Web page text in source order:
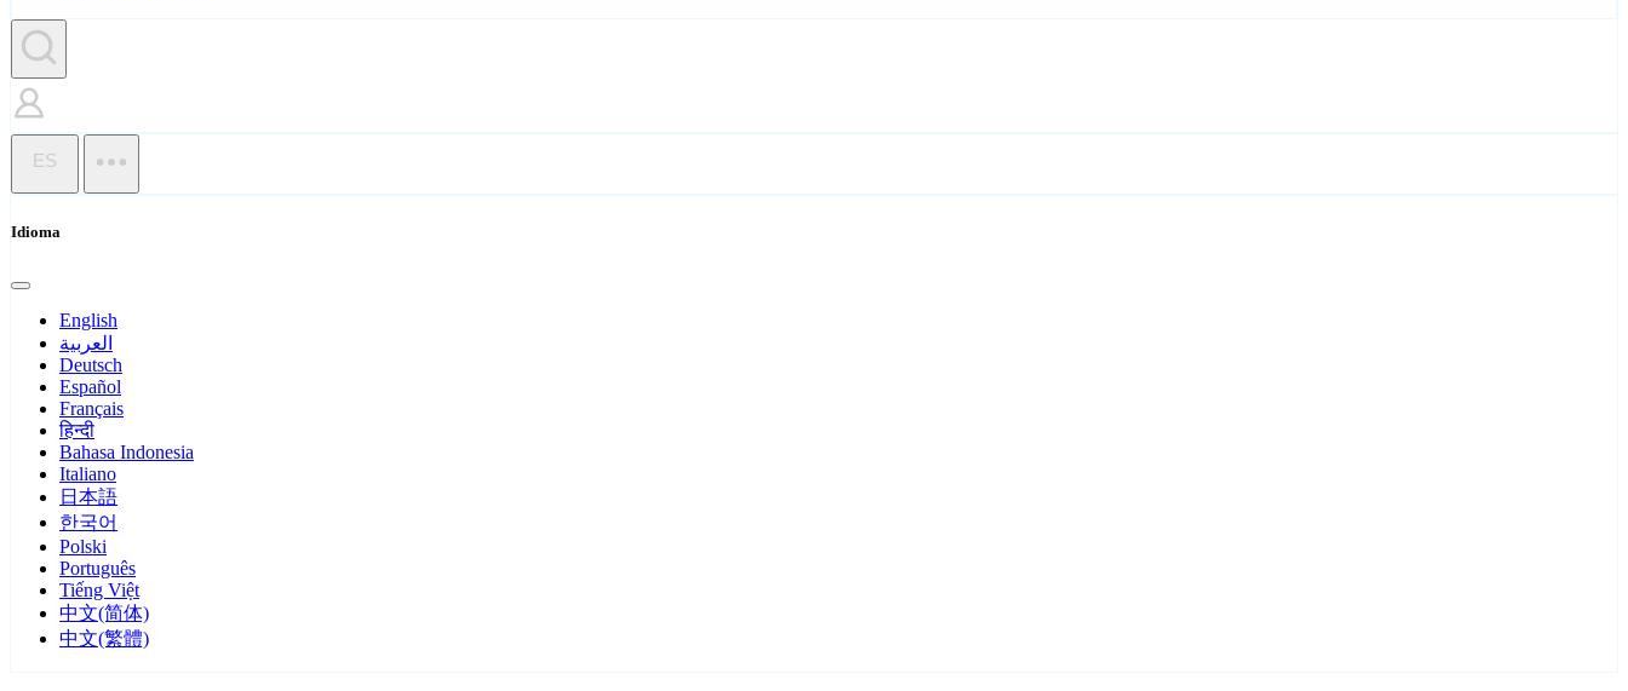
ES
Idioma
English
العربية
Deutsch
Español
Français
हिन्दी
Bahasa Indonesia
Italiano
日本語
한국어
Polski
Português
Tiếng Việt
中文(简体)
中文(繁體)